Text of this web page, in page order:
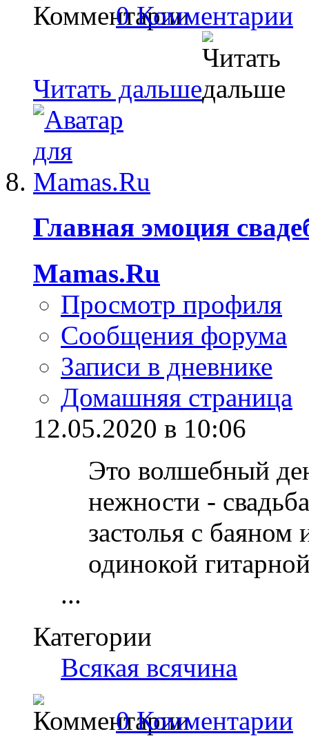
0 Комментарии
Читать дальше
Главная эмоция
Mamas.Ru
Просмотр профиля
Сообщения форума
Записи в дневнике
Домашняя страница
12.05.2020 в 10:06
Это волшебный
нежности -
застолья с
одинокой
...
Категории
Всякая всячина
0 Комментарии